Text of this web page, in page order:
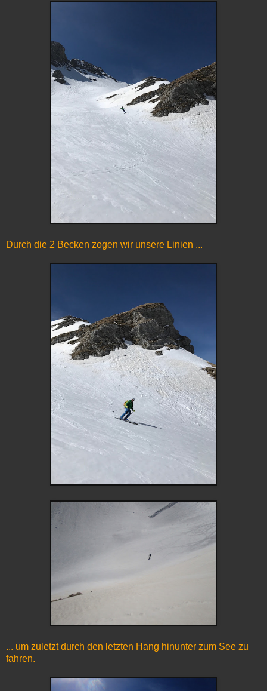
Durch die 2 Becken zogen wir unsere Linien ...
... um zuletzt durch den letzten Hang hinunter zum See zu
fahren.